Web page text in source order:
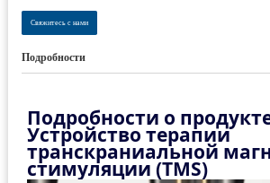
Свяжитесь с нами
Подробности
Подробности о
Устройство терапии
транскраниальной
стимуляции (TMS)